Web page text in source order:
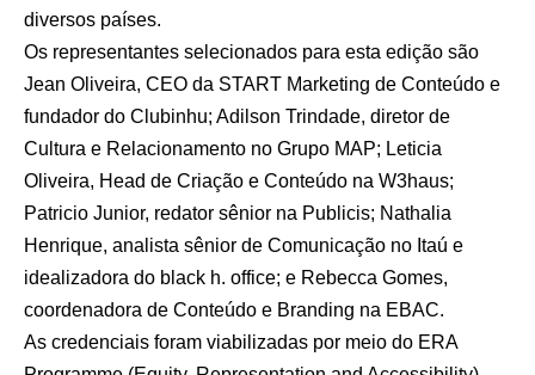
diversos países.
Os representantes selecionados para esta edição são
Jean Oliveira, CEO da START Marketing de Conteúdo e
fundador do Clubinhu; Adilson Trindade, diretor de
Cultura e Relacionamento no Grupo MAP; Leticia
Oliveira, Head de Criação e Conteúdo na W3haus;
Patricio Junior, redator sênior na Publicis; Nathalia
Henrique, analista sênior de Comunicação no Itaú e
idealizadora do black h. office; e Rebecca Gomes,
coordenadora de Conteúdo e Branding na EBAC.
As credenciais foram viabilizadas por meio do ERA